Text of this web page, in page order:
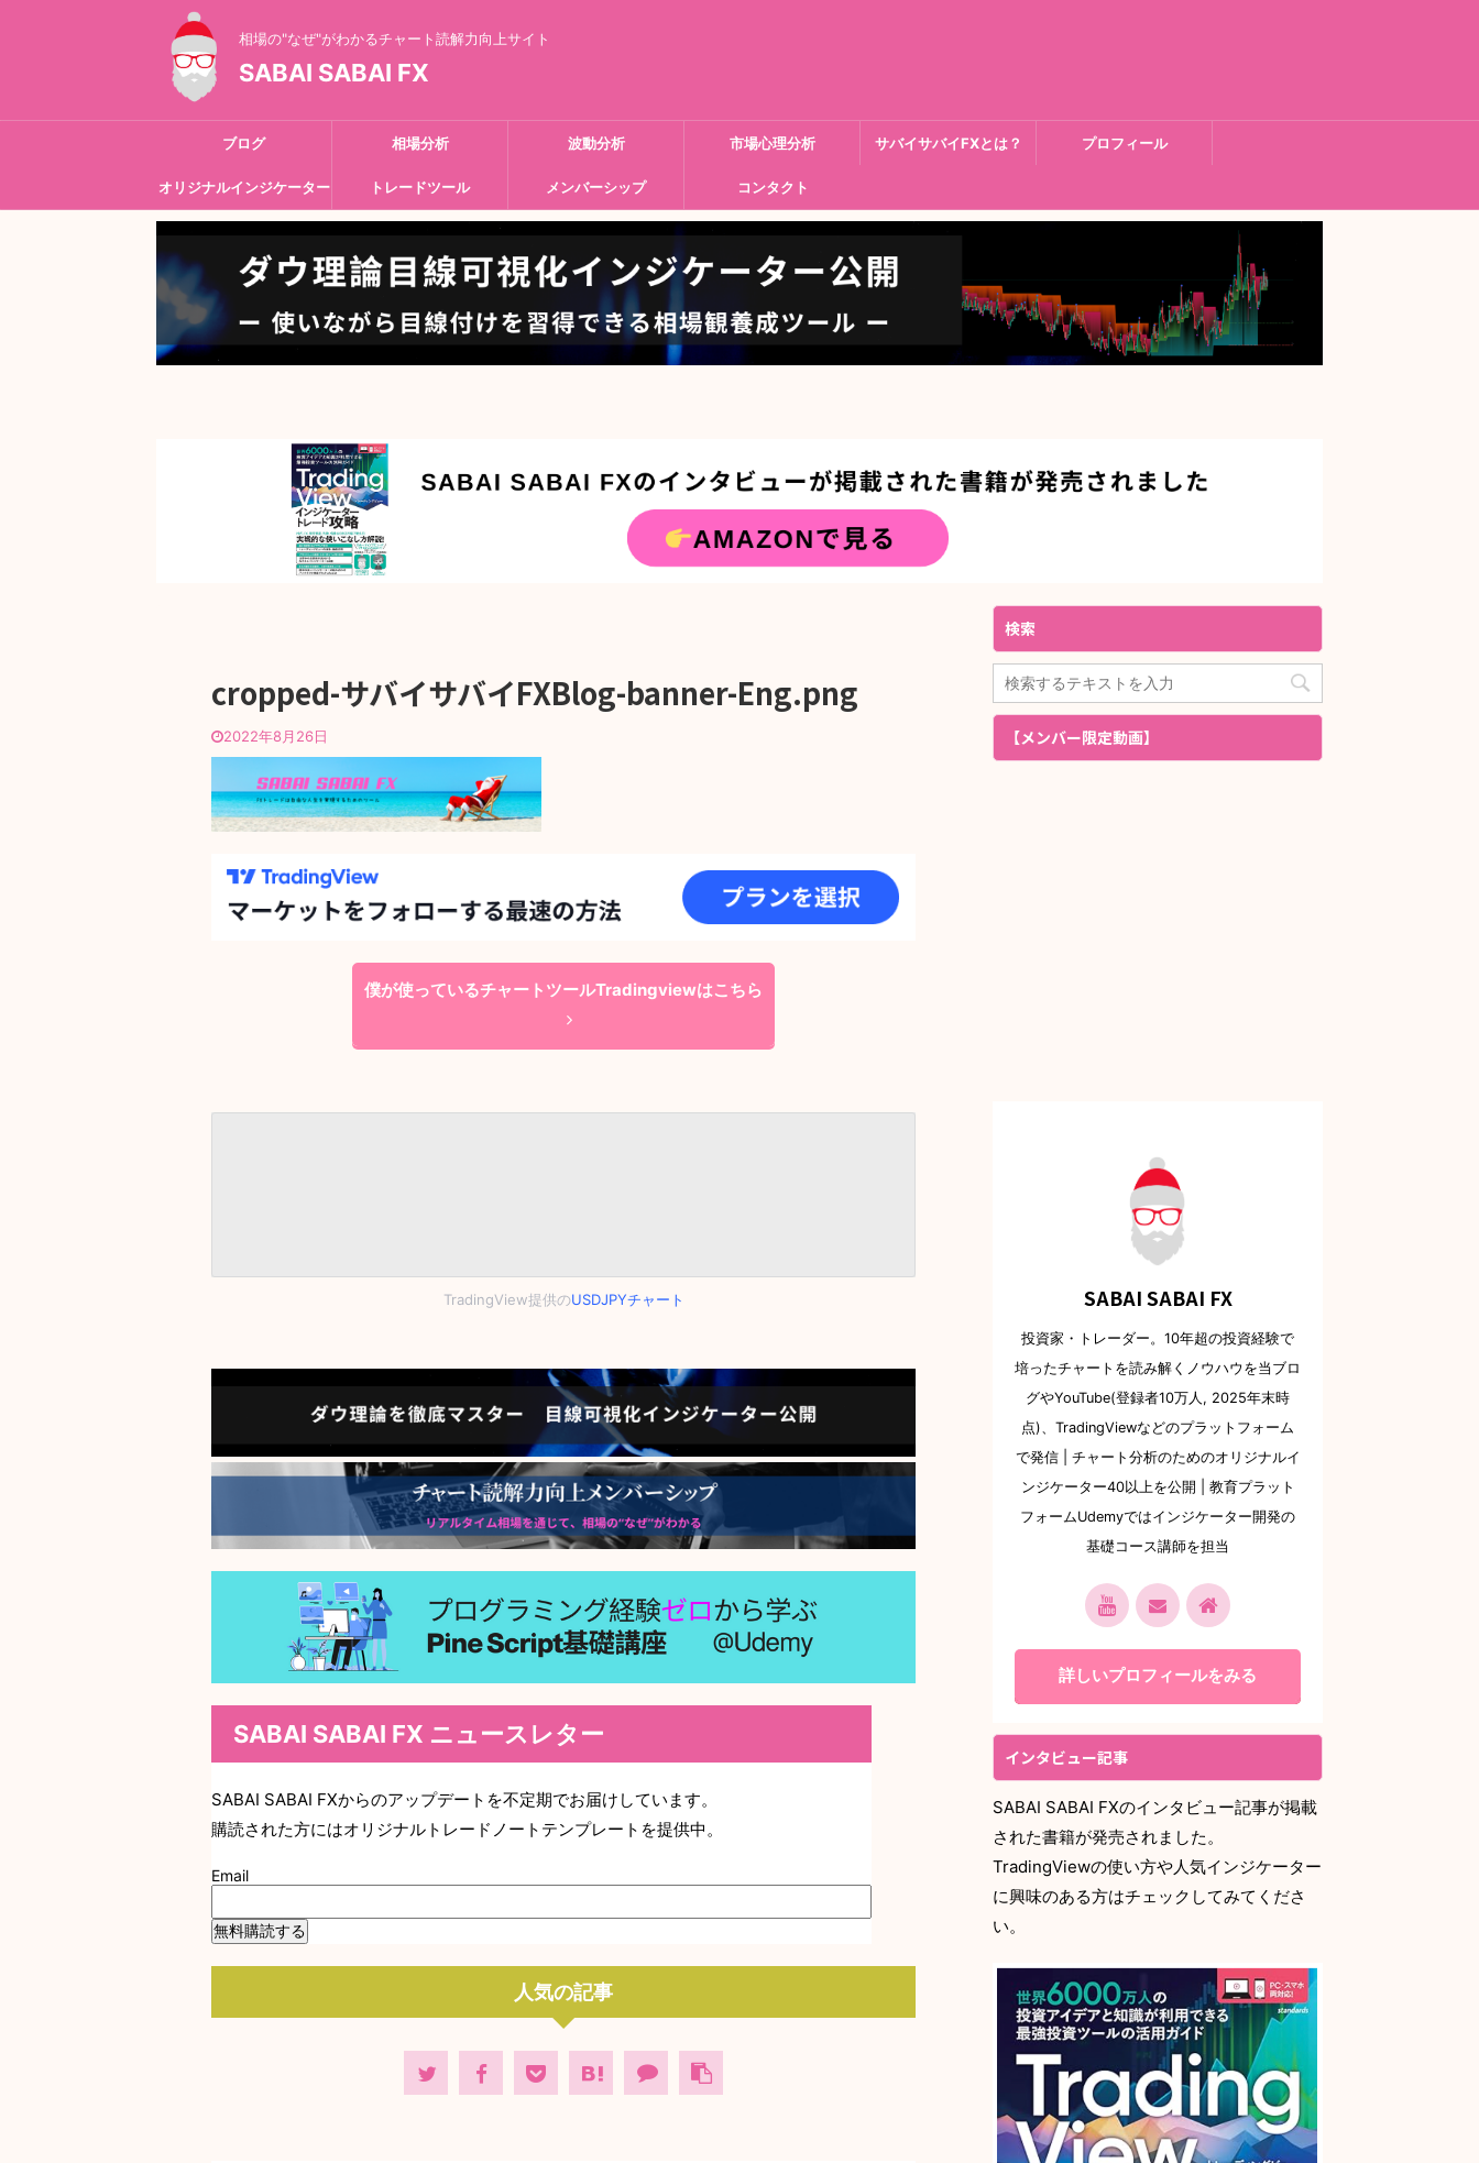
相場の"なぜ"がわかるチャート読解力向上サイト
SABAI SABAI FX
ブログ 相場分析 波動分析 市場心理分析 サバイサバイFXとは？ プロフィール
オリジナルインジケーター トレードツール メンバーシップ コンタクト
cropped-サバイサバイFXBlog-banner-Eng.png
2022年8月26日
僕が使っているチャートツールTradingviewはこちら
TradingView提供のUSDJPYチャート
SABAI SABAI FX ニュースレター
SABAI SABAI FXからのアップデートを不定期でお届けしています。
購読された方にはオリジナルトレードノートテンプレートを提供中。
Email
人気の記事
検索
【メンバー限定動画】
SABAI SABAI FX
投資家・トレーダー。10年超の投資経験で
培ったチャートを読み解くノウハウを当ブロ
グやYouTube(登録者10万人, 2025年末時
点)、TradingViewなどのプラットフォーム
で発信 | チャート分析のためのオリジナルイ
ンジケーター40以上を公開 | 教育プラット
フォームUdemyではインジケーター開発の
基礎コース講師を担当
詳しいプロフィールをみる
インタビュー記事
SABAI SABAI FXのインタビュー記事が掲載
された書籍が発売されました。
TradingViewの使い方や人気インジケーター
に興味のある方はチェックしてみてくださ
い。